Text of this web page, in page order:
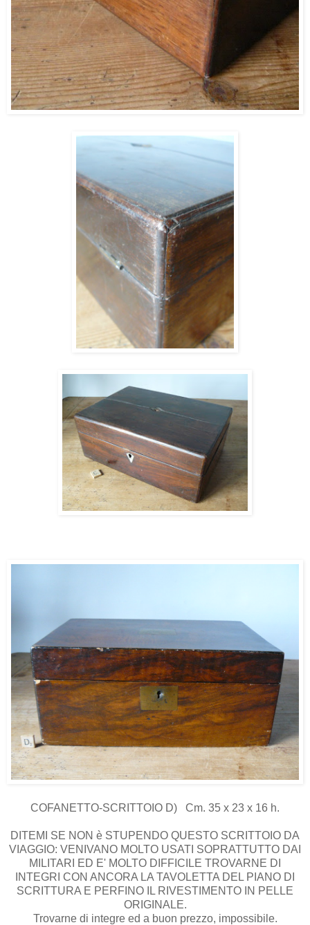
COFANETTO-SCRITTOIO D) Cm. 35 x 23 x 16 h.
DITEMI SE NON è STUPENDO QUESTO SCRITTOIO DA
VIAGGIO: VENIVANO MOLTO USATI SOPRATTUTTO DAI
MILITARI ED E' MOLTO DIFFICILE TROVARNE DI
INTEGRI CON ANCORA LA TAVOLETTA DEL PIANO DI
SCRITTURA E PERFINO IL RIVESTIMENTO IN PELLE
ORIGINALE.
Trovarne di integre ed a buon prezzo, impossibile.